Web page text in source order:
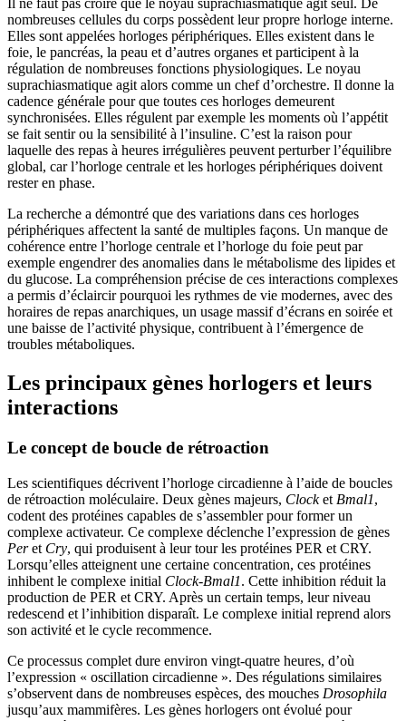
Il ne faut pas croire que le noyau suprachiasmatique agit seul. De
nombreuses cellules du corps possèdent leur propre horloge interne.
Elles sont appelées horloges périphériques. Elles existent dans le
foie, le pancréas, la peau et d’autres organes et participent à la
régulation de nombreuses fonctions physiologiques. Le noyau
suprachiasmatique agit alors comme un chef d’orchestre. Il donne la
cadence générale pour que toutes ces horloges demeurent
synchronisées. Elles régulent par exemple les moments où l’appétit
se fait sentir ou la sensibilité à l’insuline. C’est la raison pour
laquelle des repas à heures irrégulières peuvent perturber l’équilibre
global, car l’horloge centrale et les horloges périphériques doivent
rester en phase.
La recherche a démontré que des variations dans ces horloges
périphériques affectent la santé de multiples façons. Un manque de
cohérence entre l’horloge centrale et l’horloge du foie peut par
exemple engendrer des anomalies dans le métabolisme des lipides et
du glucose. La compréhension précise de ces interactions complexes
a permis d’éclaircir pourquoi les rythmes de vie modernes, avec des
horaires de repas anarchiques, un usage massif d’écrans en soirée et
une baisse de l’activité physique, contribuent à l’émergence de
troubles métaboliques.
Les principaux gènes horlogers et leurs
interactions
Le concept de boucle de rétroaction
Les scientifiques décrivent l’horloge circadienne à l’aide de boucles
de rétroaction moléculaire. Deux gènes majeurs, Clocket Bmal1,
codent des protéines capables de s’assembler pour former un
complexe activateur. Ce complexe déclenche l’expression de gènes
Peret Cry, qui produisent à leur tour les protéines PER et CRY.
Lorsqu’elles atteignent une certaine concentration, ces protéines
inhibent le complexe initial Clock-Bmal1. Cette inhibition réduit la
production de PER et CRY. Après un certain temps, leur niveau
redescend et l’inhibition disparaît. Le complexe initial reprend alors
son activité et le cycle recommence.
Ce processus complet dure environ vingt-quatre heures, d’où
l’expression « oscillation circadienne ». Des régulations similaires
s’observent dans de nombreuses espèces, des mouches Drosophila
jusqu’aux mammifères. Les gènes horlogers ont évolué pour